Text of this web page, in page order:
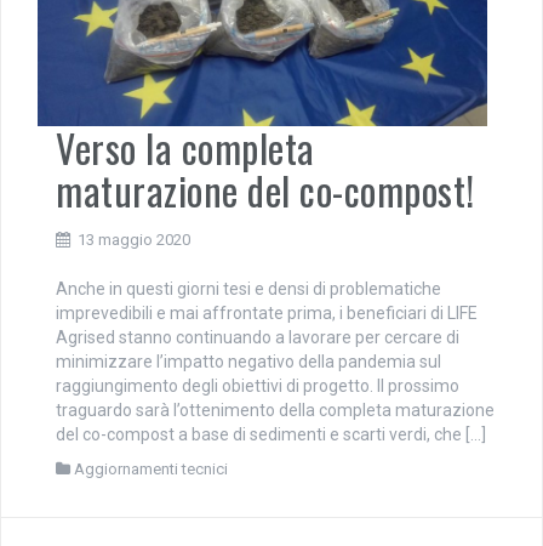
Verso la completa
maturazione del co-compost!
13 maggio 2020
Anche in questi giorni tesi e densi di problematiche
imprevedibili e mai affrontate prima, i beneficiari di LIFE
Agrised stanno continuando a lavorare per cercare di
minimizzare l’impatto negativo della pandemia sul
raggiungimento degli obiettivi di progetto. Il prossimo
traguardo sarà l’ottenimento della completa maturazione
del co-compost a base di sedimenti e scarti verdi, che […]
Aggiornamenti tecnici